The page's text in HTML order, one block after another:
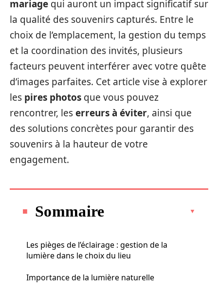
mariage qui auront un impact significatif sur
la qualité des souvenirs capturés. Entre le
choix de l’emplacement, la gestion du temps
et la coordination des invités, plusieurs
facteurs peuvent interférer avec votre quête
d’images parfaites. Cet article vise à explorer
les pires photos que vous pouvez
rencontrer, leserreurs à éviter, ainsi que
des solutions concrètes pour garantir des
souvenirs à la hauteur de votre
engagement.
Sommaire
Les pièges de l’éclairage : gestion de la
lumière dans le choix du lieu
Importance de la lumière naturelle